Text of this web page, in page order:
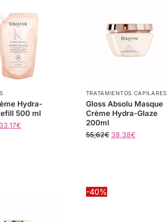
Hydra-
500 ml
33,17€
TRATAMIENTOS CAPILARES
Gloss Absolu Masque
Crème Hydra-Glaze
200ml
55,62€ 38,38€
-40%